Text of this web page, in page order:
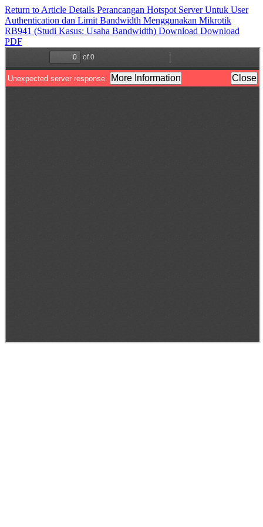
Return to Article Details Perancangan Hotspot Server Untuk User
Authentication dan Limit Bandwidth Menggunakan Mikrotik
RB941 (Studi Kasus: Usaha Bandwidth) Download Download
PDF